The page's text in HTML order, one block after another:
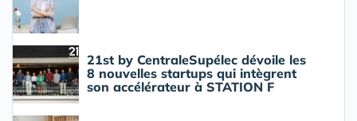
21st by CentraleSupélec dévoile les
8 nouvelles startups qui intègrent
son accélérateur à STATION F